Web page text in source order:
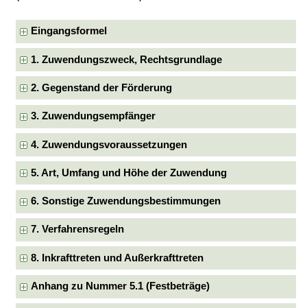
Eingangsformel
1. Zuwendungszweck, Rechtsgrundlage
2. Gegenstand der Förderung
3. Zuwendungsempfänger
4. Zuwendungsvoraussetzungen
5. Art, Umfang und Höhe der Zuwendung
6. Sonstige Zuwendungsbestimmungen
7. Verfahrensregeln
8. Inkrafttreten und Außerkrafttreten
Anhang zu Nummer 5.1 (Festbeträge)